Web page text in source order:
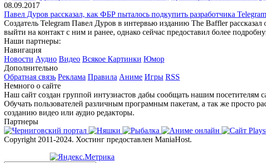
08.09.2017
Павел Дуров рассказал, как ФБР пыталось подкупить разработчика Telegram
Создатель Telegram Павел Дуров в интервью изданию The Baffler
выйти на контакт с ним и ранее, однако сейчас предоставил более
Наши партнеры:
Навигация
Новости Аудио Видео Всякое Картинки Юмор
Дополнительно
Обратная связь Реклама Правила Аниме Игры RSS
Немного о сайте
Наш сайт создан группой интузиастов дабы сообщать нашим
Обучать пользователей различным програмным пакетам, а так же
созданию видео или аудио редакторы.
Партнеры
Copyright 2011-2024. Хостинг предоставлен ManiaHost.